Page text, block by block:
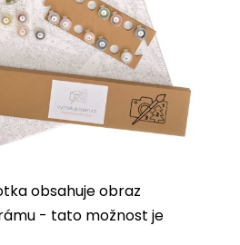
obsahuje obraz
- tato možnost je